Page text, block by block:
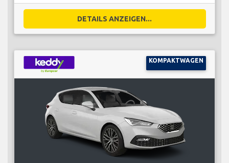
DETAILS ANZEIGEN...
KOMPAKTWAGEN